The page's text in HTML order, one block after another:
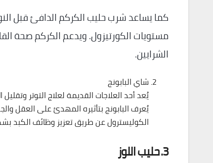
كما يساعد شرب حليب الكركم الدافئ قبل
مستويات الكورتيزول. ويدعم الكركم صحة
الشرايين.
شاي البابونج
يُعد أحد العلاجات القديمة لعلاج التوتر
يُعرف البابونج بتأثيره المهدئ على العقل
الكوليسترول عن طريق تعزيز وظائف الكبد
3. حليب اللوز